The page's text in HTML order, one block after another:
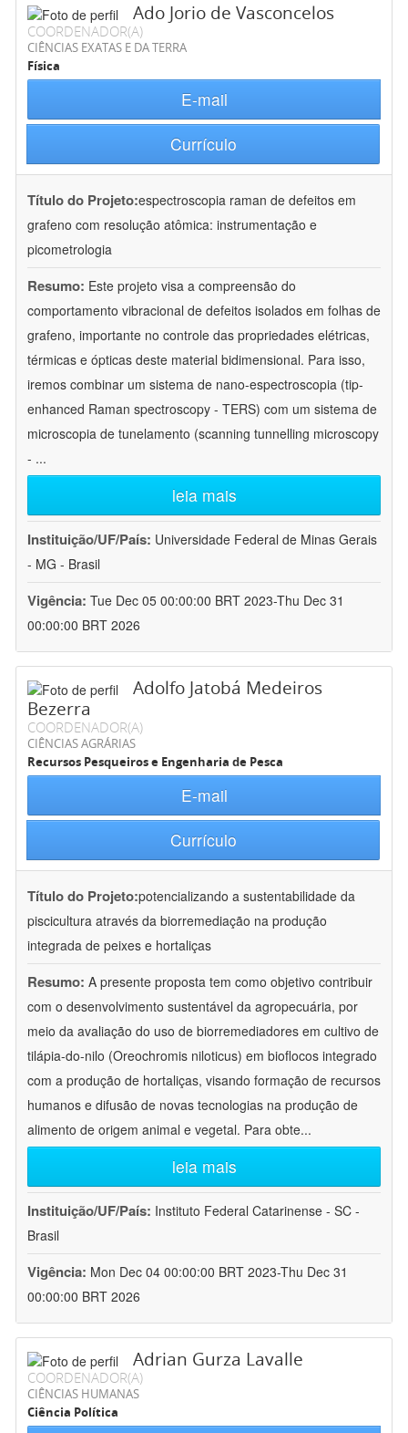
Ado Jorio de Vasconcelos
COORDENADOR(A)
CIÊNCIAS EXATAS E DA TERRA
Física
E-mail
Currículo
Título do Projeto:espectroscopia raman de defeitos em
grafeno com resolução atômica: instrumentação e
picometrologia
Resumo: Este projeto visa a compreensão do
comportamento vibracional de defeitos isolados em folhas de
grafeno, importante no controle das propriedades elétricas,
térmicas e ópticas deste material bidimensional. Para isso,
iremos combinar um sistema de nano-espectroscopia (tip-
enhanced Raman spectroscopy - TERS) com um sistema de
microscopia de tunelamento (scanning tunnelling microscopy
- ...
leia mais
Instituição/UF/País: Universidade Federal de Minas Gerais
- MG - Brasil
Vigência: Tue Dec 05 00:00:00 BRT 2023-Thu Dec 31
00:00:00 BRT 2026
Adolfo Jatobá Medeiros
Bezerra
COORDENADOR(A)
CIÊNCIAS AGRÁRIAS
Recursos Pesqueiros e Engenharia de Pesca
E-mail
Currículo
Título do Projeto:potencializando a sustentabilidade da
piscicultura através da biorremediação na produção
integrada de peixes e hortaliças
Resumo: A presente proposta tem como objetivo contribuir
com o desenvolvimento sustentável da agropecuária, por
meio da avaliação do uso de biorremediadores em cultivo de
tilápia-do-nilo (Oreochromis niloticus) em bioflocos integrado
com a produção de hortaliças, visando formação de recursos
humanos e difusão de novas tecnologias na produção de
alimento de origem animal e vegetal. Para obte...
leia mais
Instituição/UF/País: Instituto Federal Catarinense - SC -
Brasil
Vigência: Mon Dec 04 00:00:00 BRT 2023-Thu Dec 31
00:00:00 BRT 2026
Adrian Gurza Lavalle
COORDENADOR(A)
CIÊNCIAS HUMANAS
Ciência Política